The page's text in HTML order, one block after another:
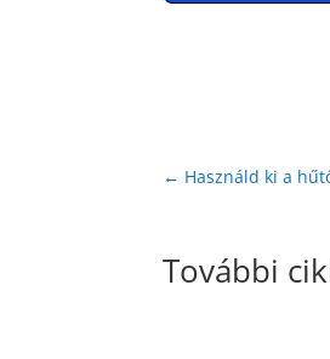
← Használd ki a
További